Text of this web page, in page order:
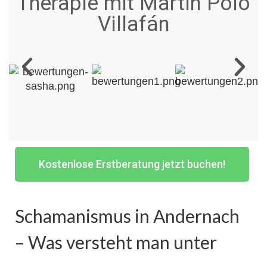
Villafán
Kostenlose Erstberatung jetzt buchen!
Schamanismus in Andernach
– Was versteht man unter